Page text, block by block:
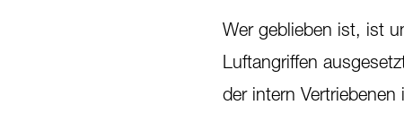
Wer geblieben ist, ist
Luftangriffen
der intern